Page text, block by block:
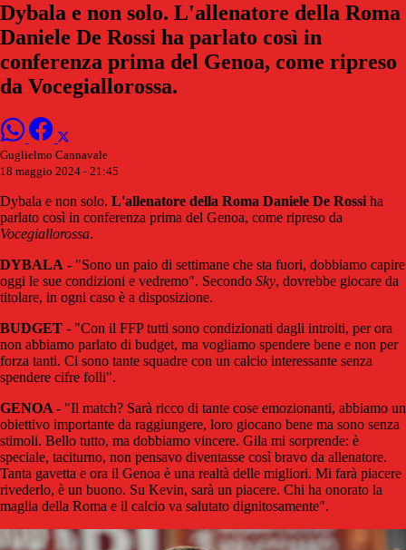
Dybala e non solo. L'allenatore della Roma
Daniele De Rossi ha parlato così in
conferenza prima del Genoa, come ripreso
da Vocegiallorossa.
Guglielmo Cannavale
18 maggio 2024 - 21:45
Dybala e non solo. L'allenatore della Roma Daniele De Rossi ha
parlato così in conferenza prima del Genoa, come ripreso da
Vocegiallorossa.
DYBALA - "Sono un paio di settimane che sta fuori, dobbiamo capire
oggi le sue condizioni e vedremo". Secondo Sky, dovrebbe giocare da
titolare, in ogni caso è a disposizione.
BUDGET - "Con il FFP tutti sono condizionati dagli introiti, per ora
non abbiamo parlato di budget, ma vogliamo spendere bene e non per
forza tanti. Ci sono tante squadre con un calcio interessante senza
spendere cifre folli".
GENOA - "Il match? Sarà ricco di tante cose emozionanti, abbiamo un
obiettivo importante da raggiungere, loro giocano bene ma sono senza
stimoli. Bello tutto, ma dobbiamo vincere. Gila mi sorprende: è
speciale, taciturno, non pensavo diventasse così bravo da allenatore.
Tanta gavetta e ora il Genoa è una realtà delle migliori. Mi farà piacere
rivederlo, è un buono. Su Kevin, sarà un piacere. Chi ha onorato la
maglia della Roma e il calcio va salutato dignitosamente".